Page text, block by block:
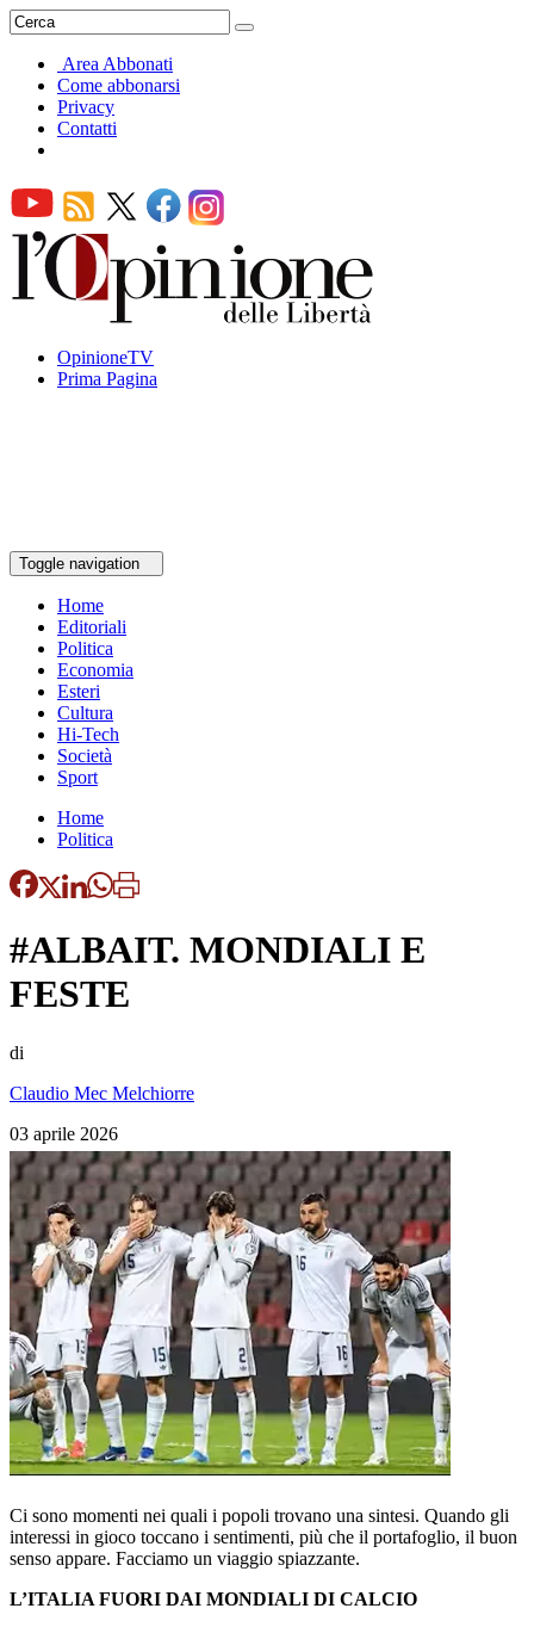
Area Abbonati
Come abbonarsi
Privacy
Contatti
OpinioneTV
Prima Pagina
Toggle navigation
Home
Editoriali
Politica
Economia
Esteri
Cultura
Hi-Tech
Società
Sport
Home
Politica
#ALBAIT. MONDIALI E
FESTE
di
Claudio Mec Melchiorre
03 aprile 2026
Ci sono momenti nei quali i popoli trovano una sintesi. Quando gli
interessi in gioco toccano i sentimenti, più che il portafoglio, il buon
senso appare. Facciamo un viaggio spiazzante.
L’ITALIA FUORI DAI MONDIALI DI CALCIO